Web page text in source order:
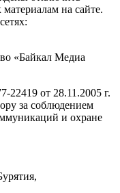
на сайте.
«Байкал Медиа
от 28.11.2005 г.
за соблюдением
и охране